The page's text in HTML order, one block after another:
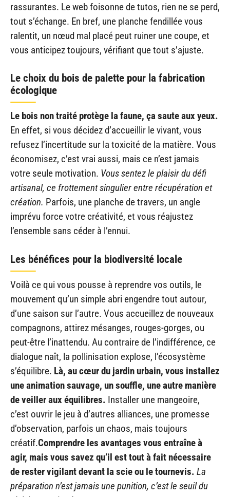
rassurantes. Le web foisonne de tutos, rien ne se perd,
tout s’échange. En bref, une planche fendillée vous
ralentit, un nœud mal placé peut ruiner une coupe, et
vous anticipez toujours, vérifiant que tout s’ajuste.
Le choix du bois de palette pour la fabrication
écologique
Le bois non traité protège la faune, ça saute aux yeux.
En effet, si vous décidez d’accueillir le vivant, vous
refusez l’incertitude sur la toxicité de la matière. Vous
économisez, c’est vrai aussi, mais ce n’est jamais
votre seule motivation. Vous sentez le plaisir du défi
artisanal, ce frottement singulier entre récupération et
création. Parfois, une planche de travers, un angle
imprévu force votre créativité, et vous réajustez
l’ensemble sans céder à l’ennui.
Les bénéfices pour la biodiversité locale
Voilà ce qui vous pousse à reprendre vos outils, le
mouvement qu’un simple abri engendre tout autour,
d’une saison sur l’autre. Vous accueillez de nouveaux
compagnons, attirez mésanges, rouges-gorges, ou
peut-être l’inattendu. Au contraire de l’indifférence, ce
dialogue naît, la pollinisation explose, l’écosystème
s’équilibre. Là, au cœur du jardin urbain, vous installez
une animation sauvage, un souffle, une autre manière
de veiller aux équilibres. Installer une mangeoire,
c’est ouvrir le jeu à d’autres alliances, une promesse
d’observation, parfois un chaos, mais toujours
créatif.Comprendre les avantages vous entraîne à
agir, mais vous savez qu’il est tout à fait nécessaire
de rester vigilant devant la scie ou le tournevis. La
préparation n’est jamais une punition, c’est le seuil du